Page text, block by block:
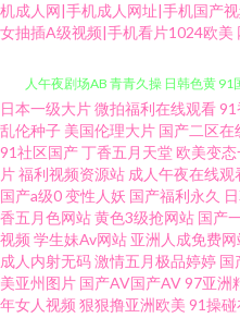
机成人网|手机成人网址|手机国产
女抽插A级视频|手机看片1024欧美
午夜寂寞老司机 精品国产网站 午夜
人午夜剧场AB 青青久操 日韩色黄
片网站 海角社区猫先生 精品蔬菜一
页 99肏屄视频 国产视频八区 久久一
日本一级大片微拍福利在线观看91
乱伦种子 美国伦理大片 国产二区在
91社区国产丁香五月天堂 欧美变态
片福利视频资源站 成人午夜在线观
国产a级0变性人妖 国产福利永久
香五月色网站黄色3级抢网站 国产
视频 学生妹Av网站 亚洲人成免费网
成人内射无码激情五月极品婷婷 国
美亚州图片 国产AV国产AV97亚洲
年女人视频 狠狠撸亚洲欧美 91操碰